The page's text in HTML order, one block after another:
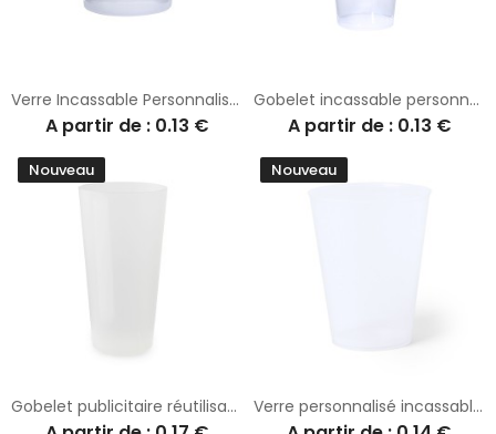
Verre Incassable Personnalisé Idéal pour Événements - Tanpil
A partir de : 0.13 €
Gobelet incassable personnalisé Verre Combi
A partir de : 0.13 €
Nouveau
Gobelet publicitaire réutilisable Eco 500
Nouveau
Verre personnalisé incassable 500 ml Ginbert